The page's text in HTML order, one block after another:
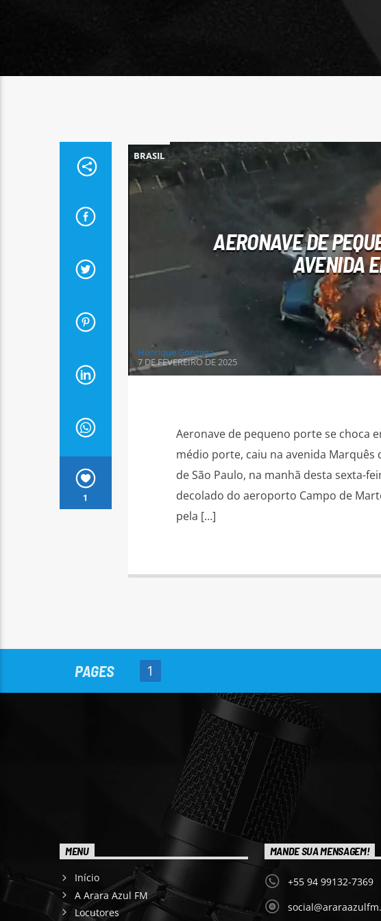
1
BRASIL
AERONAVE DE
AVENIDA
Henrique Gonzaga
7 DE FEVEREIRO DE 2025
Aeronave de pequeno porte se choca
médio porte, caiu na avenida Marquês
de São Paulo, na manhã desta sexta-
decolado do aeroporto Campo de
pela […]
PAGES 1
MENU
Início
A Arara Azul FM
Locutores
MANDE SUA MENSAGEM!
+55 94 99132-7369